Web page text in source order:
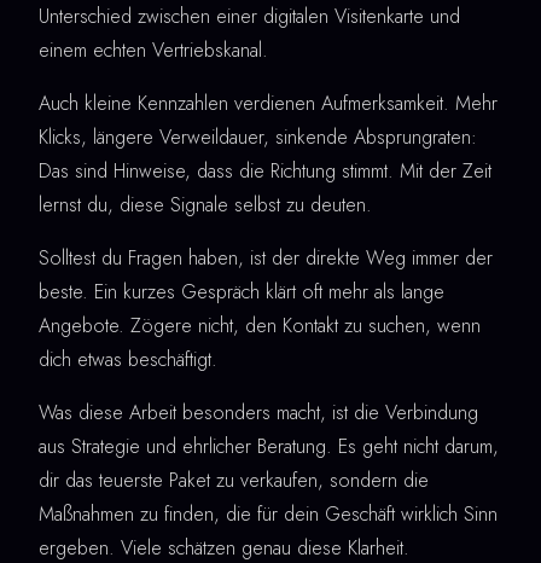
Unterschied zwischen einer digitalen Visitenkarte und
einem echten Vertriebskanal.
Auch kleine Kennzahlen verdienen Aufmerksamkeit. Mehr
Klicks, längere Verweildauer, sinkende Absprungraten:
Das sind Hinweise, dass die Richtung stimmt. Mit der Zeit
lernst du, diese Signale selbst zu deuten.
Solltest du Fragen haben, ist der direkte Weg immer der
beste. Ein kurzes Gespräch klärt oft mehr als lange
Angebote. Zögere nicht, den Kontakt zu suchen, wenn
dich etwas beschäftigt.
Was diese Arbeit besonders macht, ist die Verbindung
aus Strategie und ehrlicher Beratung. Es geht nicht darum,
dir das teuerste Paket zu verkaufen, sondern die
Maßnahmen zu finden, die für dein Geschäft wirklich Sinn
ergeben. Viele schätzen genau diese Klarheit.